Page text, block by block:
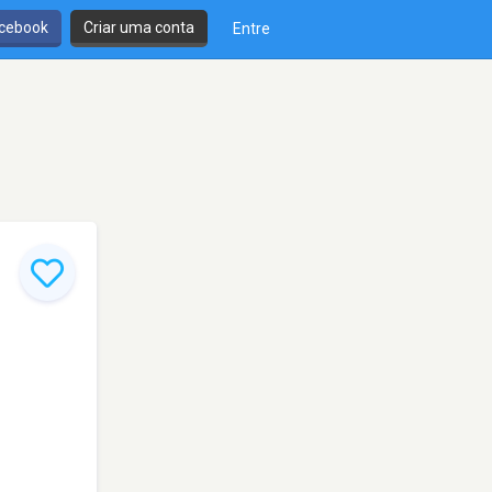
Criar uma conta Entre